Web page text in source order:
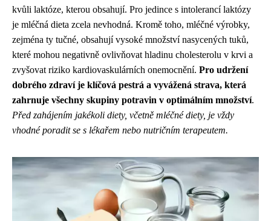
kvůli laktóze, kterou obsahují. Pro jedince s intolerancí laktózy
je mléčná dieta zcela nevhodná. Kromě toho, mléčné výrobky,
zejména ty tučné, obsahují vysoké množství nasycených tuků,
které mohou negativně ovlivňovat hladinu cholesterolu v krvi a
zvyšovat riziko kardiovaskulárních onemocnění. Pro udržení
dobrého zdraví je klíčová pestrá a vyvážená strava, která
zahrnuje všechny skupiny potravin v optimálním množství.
Před zahájením jakékoli diety, včetně mléčné diety, je vždy
vhodné poradit se s lékařem nebo nutričním terapeutem.